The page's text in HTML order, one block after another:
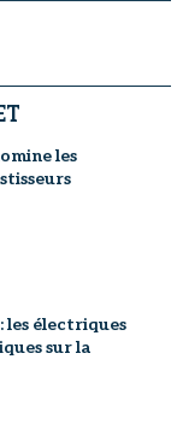
les
les électriques
sur la